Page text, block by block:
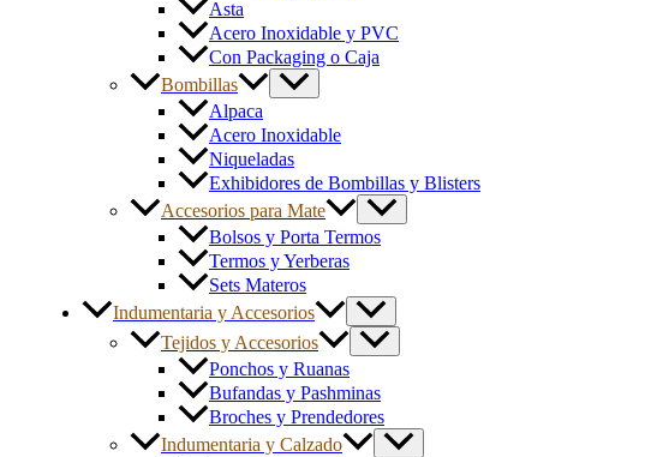
Asta
Acero Inoxidable y PVC
Con Packaging o Caja
Bombillas
Alpaca
Acero Inoxidable
Niqueladas
Exhibidores de Bombillas y Blisters
Accesorios para Mate
Bolsos y Porta Termos
Termos y Yerberas
Sets Materos
Indumentaria y Accesorios
Tejidos y Accesorios
Ponchos y Ruanas
Bufandas y Pashminas
Broches y Prendedores
Indumentaria y Calzado